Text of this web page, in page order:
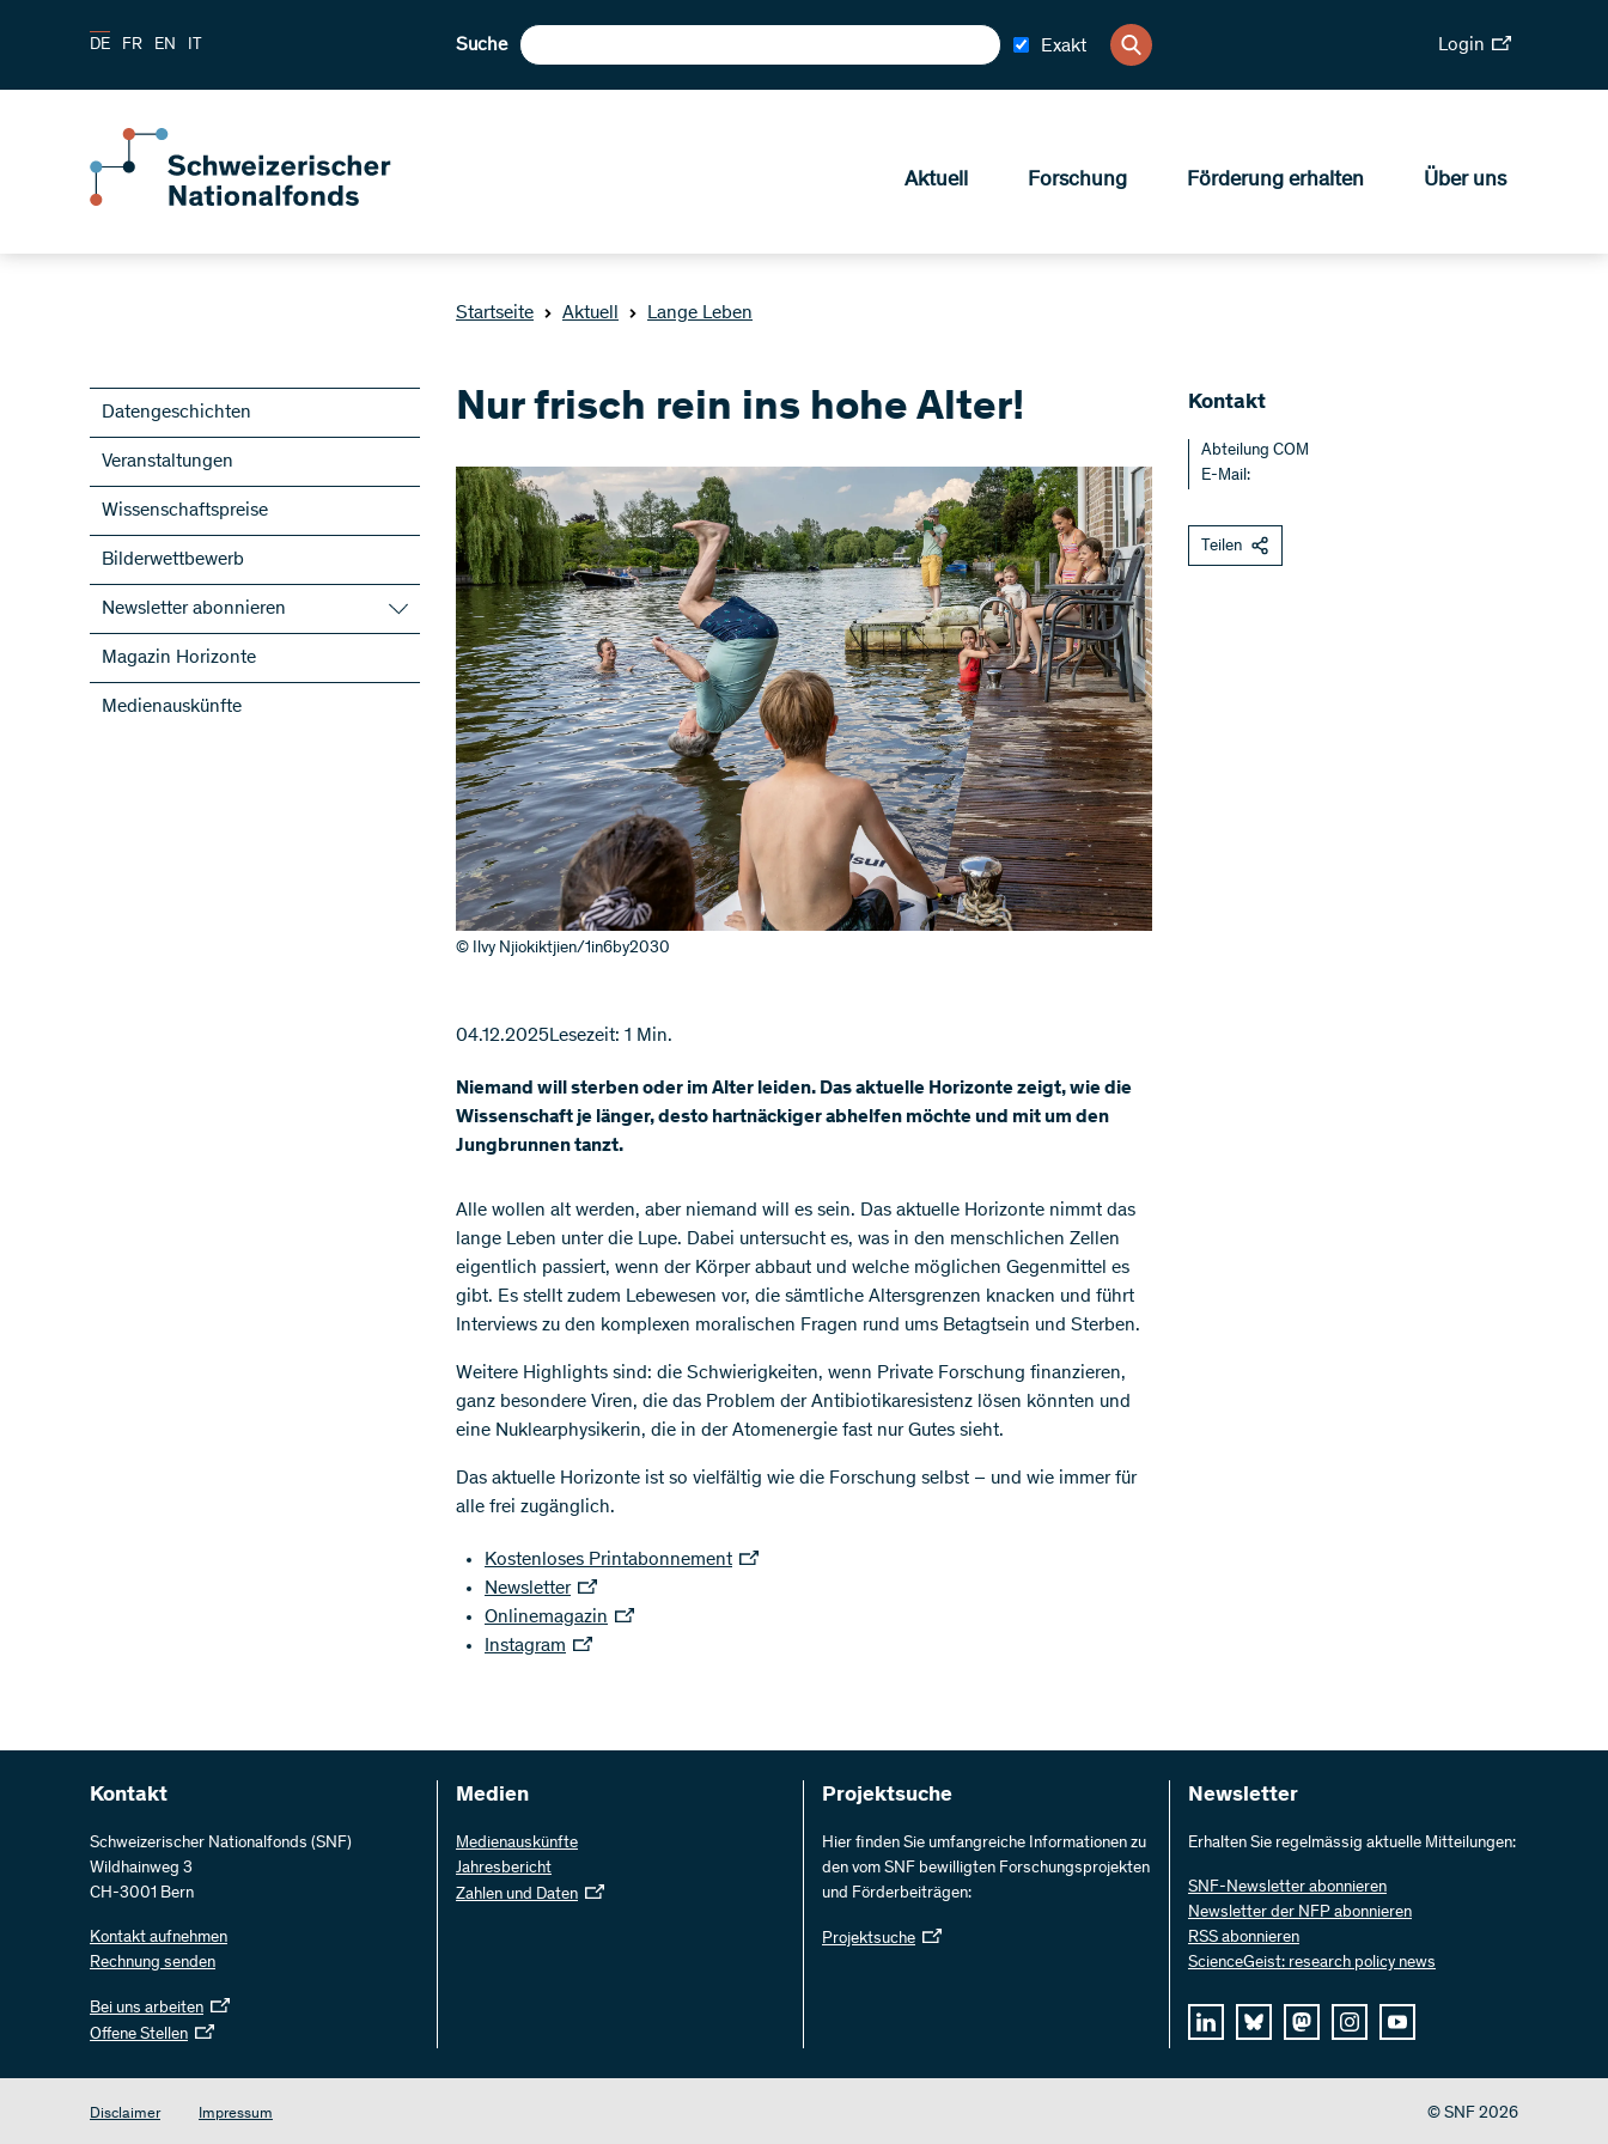
DE FR EN IT Suche Exakt Login
Aktuell Forschung Förderung erhalten Über uns
Startseite Aktuell Lange Leben
Datengeschichten
Veranstaltungen
Wissenschaftspreise
Bilderwettbewerb
Newsletter abonnieren
SNF-Newsletter abonnieren
Newsletter der NFP abonnieren
ScienceGeist
Magazin Horizonte
Medienauskünfte
Nur frisch rein ins hohe Alter!
© Ilvy Njiokiktjien/1in6by2030
04.12.2025Lesezeit: 1 Min.
Niemand will sterben oder im Alter leiden. Das aktuelle Horizonte zeigt, wie die
Wissenschaft je länger, desto hartnäckiger abhelfen möchte und mit um den
Jungbrunnen tanzt.
Alle wollen alt werden, aber niemand will es sein. Das aktuelle Horizonte nimmt das
lange Leben unter die Lupe. Dabei untersucht es, was in den menschlichen Zellen
eigentlich passiert, wenn der Körper abbaut und welche möglichen Gegenmittel es
gibt. Es stellt zudem Lebewesen vor, die sämtliche Altersgrenzen knacken und führt
Interviews zu den komplexen moralischen Fragen rund ums Betagtsein und Sterben.
Weitere Highlights sind: die Schwierigkeiten, wenn Private Forschung finanzieren,
ganz besondere Viren, die das Problem der Antibiotikaresistenz lösen könnten und
eine Nuklearphysikerin, die in der Atomenergie fast nur Gutes sieht.
Das aktuelle Horizonte ist so vielfältig wie die Forschung selbst – und wie immer für
alle frei zugänglich.
Kostenloses Printabonnement
Newsletter
Onlinemagazin
Instagram
Kontakt
Abteilung COM
E-Mail:
Teilen
Kontakt
Schweizerischer Nationalfonds (SNF)
Wildhainweg 3
CH-3001 Bern
Kontakt aufnehmen
Rechnung senden
Bei uns arbeiten
Offene Stellen
Medien
Medienauskünfte
Jahresbericht
Zahlen und Daten
Projektsuche
Hier finden Sie umfangreiche Informationen zu
den vom SNF bewilligten Forschungsprojekten
und Förderbeiträgen:
Projektsuche
Newsletter
Erhalten Sie regelmässig aktuelle Mitteilungen:
SNF-Newsletter abonnieren
Newsletter der NFP abonnieren
RSS abonnieren
ScienceGeist: research policy news
Disclaimer Impressum © SNF 2026